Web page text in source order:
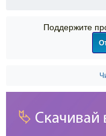
Поддержите